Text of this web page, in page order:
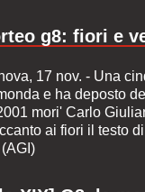
g8: fiori e
17 nov. - Una
e ha deposto
mori' Carlo
ai fiori il testo